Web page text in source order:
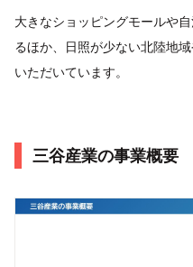
大きなショッピングモールや
るほか、日照が少ない北陸地
いただいています。
三谷産業の事業概要